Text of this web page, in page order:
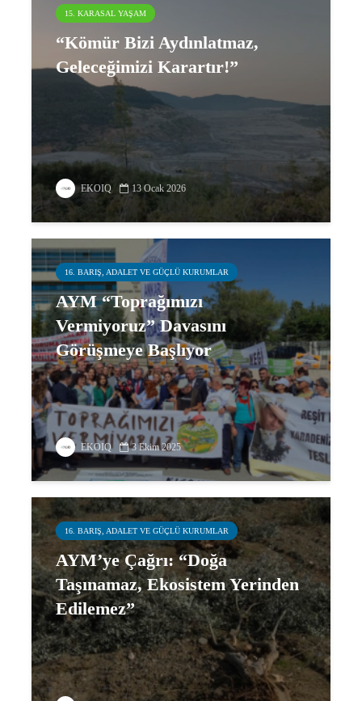
15. KARASAL YAŞAM
“Kömür Bizi Aydınlatmaz,
Geleceğimizi Karartır!”
EKOIQ 13 Ocak 2026
16. BARIŞ, ADALET VE GÜÇLÜ KURUMLAR
AYM “Toprağımızı
Vermiyoruz” Davasını
Görüşmeye Başlıyor
EKOIQ 3 Ekim 2025
16. BARIŞ, ADALET VE GÜÇLÜ KURUMLAR
AYM’ye Çağrı: “Doğa
Taşınamaz, Ekosistem Yerinden
Edilemez”